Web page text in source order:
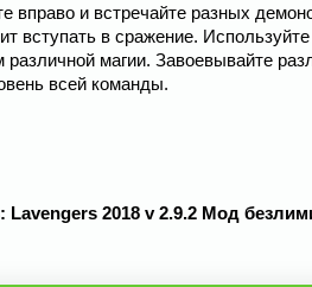
вправо и встречайте разных
вступать в сражение.
различной магии. Завоевывайте
всей команды.
Lavengers 2018 v 2.9.2 Мод